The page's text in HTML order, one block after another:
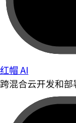
红帽 AI
跨混合云开发和部